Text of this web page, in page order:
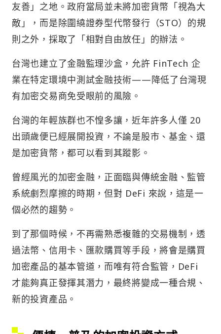
友善」之地。政府當局並未將加密貨幣「視為大
敵」，而是除圍繞證券型代幣發行（STO）的規
則之外，採取了「相對自由放任」的辦法。
台灣也建立了金融監理沙盒，允許 FinTech 企
業在特定環境中測試金融技術——降低了台灣現
有加密交易商免受眼前的風險。
台灣的年輕族群也不惶多讓，近年許多人僅 20
出頭歲便已經展開投資，不論是股市、基金、還
是加密貨幣，都可以看到其蹤影。
曾經風光的加密金融，正面臨與傳統金融、監管
系統劇烈摩擦的時期，但對 DeFi 來說，這是一
個必然的趨勢。
到了那個時候，不再需熟悉複雜的交易機制，透
過法幣、信用卡、匯款購買等手段，將會是購買
加密產品的基本管道，而唯有符合監管，DeFi
才能夠真正發揮其潛力，最終將變成一種合規、
新的投資產品。